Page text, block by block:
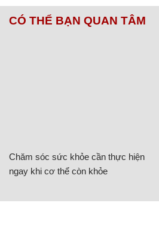
CÓ THỂ BẠN QUAN TÂM
Chăm sóc sức khỏe cần thực hiện
ngay khi cơ thể còn khỏe